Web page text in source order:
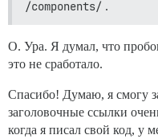
/components/ .
О. Ура. Я думал, что
это не сработало.
Спасибо! Думаю, я смогу
заголовочные ссылки
когда я писал свой код, у